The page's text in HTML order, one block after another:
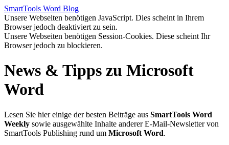
SmartTools Word Blog
Unsere Webseiten benötigen JavaScript. Dies scheint in Ihrem
Browser jedoch deaktiviert zu sein.
Unsere Webseiten benötigen Session-Cookies. Diese scheint Ihr
Browser jedoch zu blockieren.
News & Tipps zu Microsoft
Word
Lesen Sie hier einige der besten Beiträge aus SmartTools Word
Weekly sowie ausgewählte Inhalte anderer E-Mail-Newsletter von
SmartTools Publishing rund um Microsoft Word.